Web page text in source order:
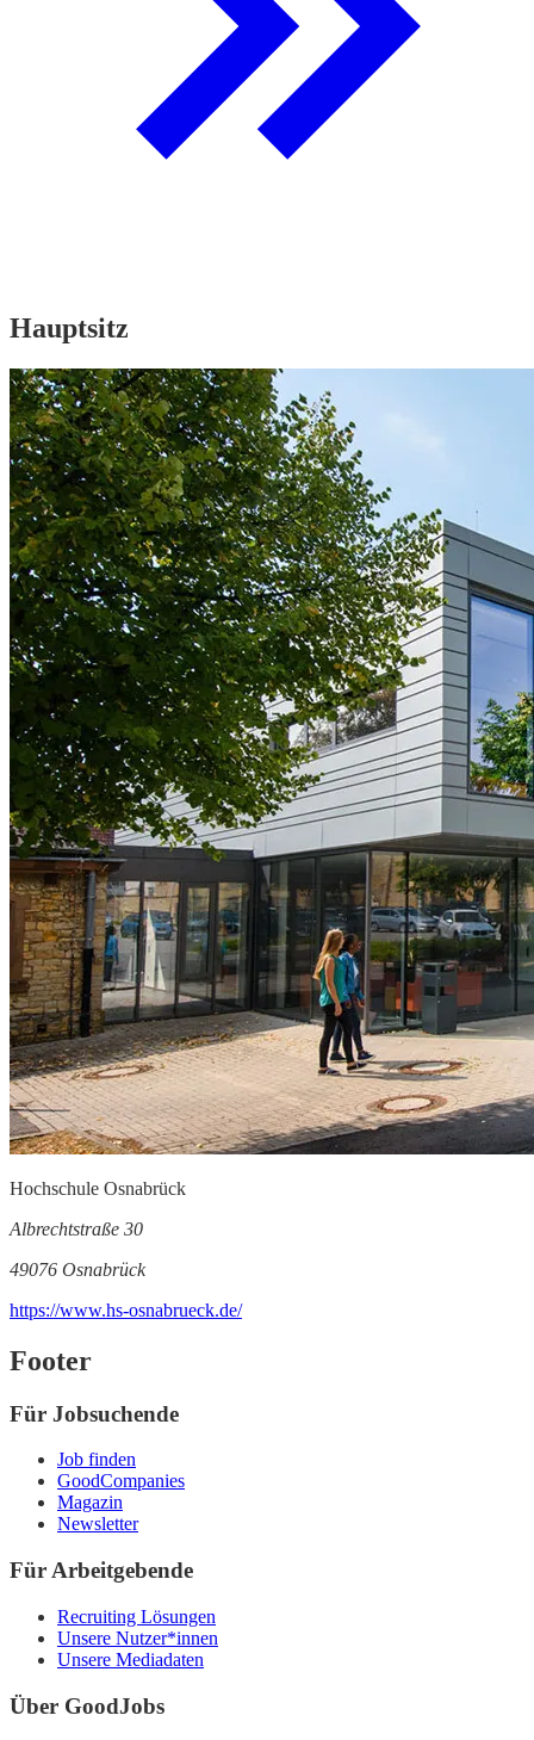
Hauptsitz
Hochschule Osnabrück
Albrechtstraße 30
49076 Osnabrück
https://www.hs-osnabrueck.de/
Footer
Für Jobsuchende
Job finden
GoodCompanies
Magazin
Newsletter
Für Arbeitgebende
Recruiting Lösungen
Unsere Nutzer*innen
Unsere Mediadaten
Über GoodJobs